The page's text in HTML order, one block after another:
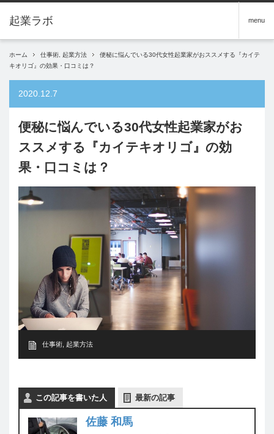
menu
ホーム 仕事術 起業方法
便秘に悩んでいる30代女性起業家がおススメする『カイテ
キオリゴ』の効果・口コミは？
2020.12.7
便秘に悩んでいる30代女性起業家がお
ススメする『カイテキオリゴ』の効
果・口コミは？
仕事術 起業方法
この記事を書いた人 最新の記事
佐藤 和馬